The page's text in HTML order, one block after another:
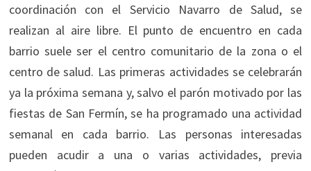
coordinación con el Servicio Navarro de Salud, se
realizan al aire libre. El punto de encuentro en cada
barrio suele ser el centro comunitario de la zona o el
centro de salud. Las primeras actividades se celebrarán
ya la próxima semana y, salvo el parón motivado por las
fiestas de San Fermín, se ha programado una actividad
semanal en cada barrio. Las personas interesadas
pueden acudir a una o varias actividades, previa